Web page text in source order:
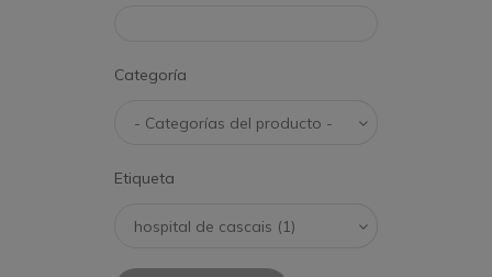
Categoría
Etiqueta